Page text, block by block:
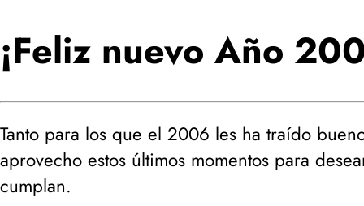
¡Feliz nuevo Año
Tanto para los que el 2006 les ha traído
aprovecho estos últimos momentos para
cumplan.